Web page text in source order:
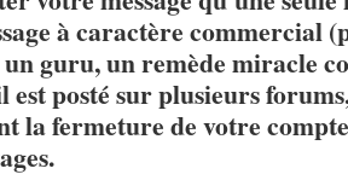
à caractère commercial
guru, un remède miracle
est posté sur plusieurs
la fermeture de votre